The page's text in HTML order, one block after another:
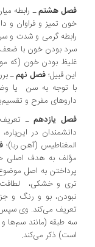
فصل هشتمـ رابطه
خون تمیز و فراوان و
رابطه گرمی و شدت و
سرد بودن خون با
غلیظ بودن خون (که
این قبیل؛فصل نهمـ
با توجه به سن یا
داروهای مفرح و
فصل یازدهم ـ
دانشمندان در
المغناطیس (آهن ربا)؛
مؤلف به هدف اصلی
پرداختن به اصل
تری و خشکی، لطافت
نبودن، بو و رنگ و
تعریف می‌کند. وی سپس
سه طبقه (مانند سم‌ها
است) ذکر می‌کند.